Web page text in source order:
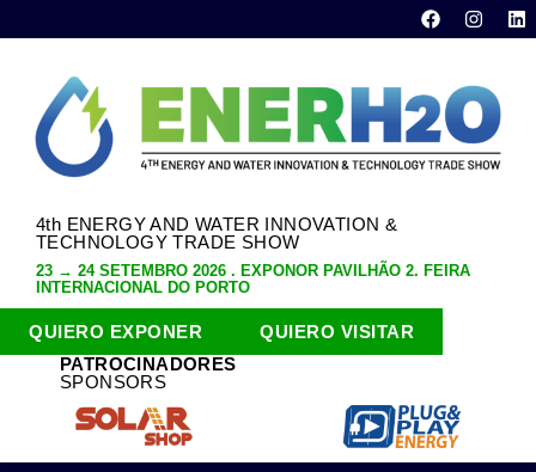
4th ENERGY AND WATER INNOVATION &
TECHNOLOGY TRADE SHOW
23 → 24 SETEMBRO 2026 . EXPONOR PAVILHÃO 2. FEIRA
INTERNACIONAL DO PORTO
QUIERO EXPONER
QUIERO VISITAR
PATROCINADORES
SPONSORS